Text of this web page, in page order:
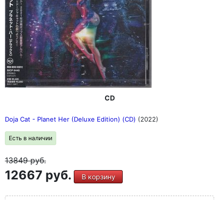
CD
Doja Cat - Planet Her (Deluxe Edition) (CD) (2022)
Есть в наличии
13849руб.
12667 руб. В корзину